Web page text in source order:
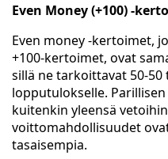
Even Money (+100) -
Even money -kertoimet,
+100-kertoimet, ovat
sillä ne tarkoittavat 50-
lopputulokselle.
kuitenkin yleensä
voittomahdollisuudet
tasaisempia.